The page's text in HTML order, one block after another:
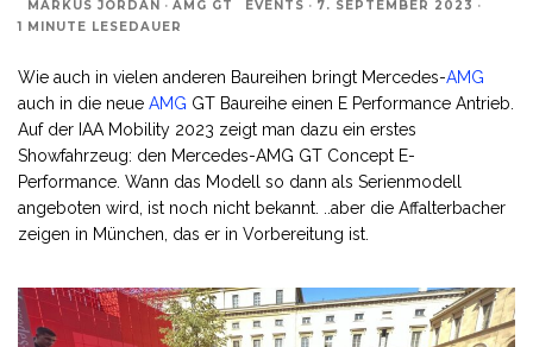
MARKUS JORDAN · AMG GT EVENTS · 7. SEPTEMBER 2023 ·
1 MINUTE LESEDAUER
Wie auch in vielen anderen Baureihen bringt Mercedes-AMG
auch in die neue AMG GT Baureihe einen E Performance Antrieb.
Auf der IAA Mobility 2023 zeigt man dazu ein erstes
Showfahrzeug: den Mercedes-AMG GT Concept E-
Performance. Wann das Modell so dann als Serienmodell
angeboten wird, ist noch nicht bekannt. ..aber die Affalterbacher
zeigen in München, das er in Vorbereitung ist.